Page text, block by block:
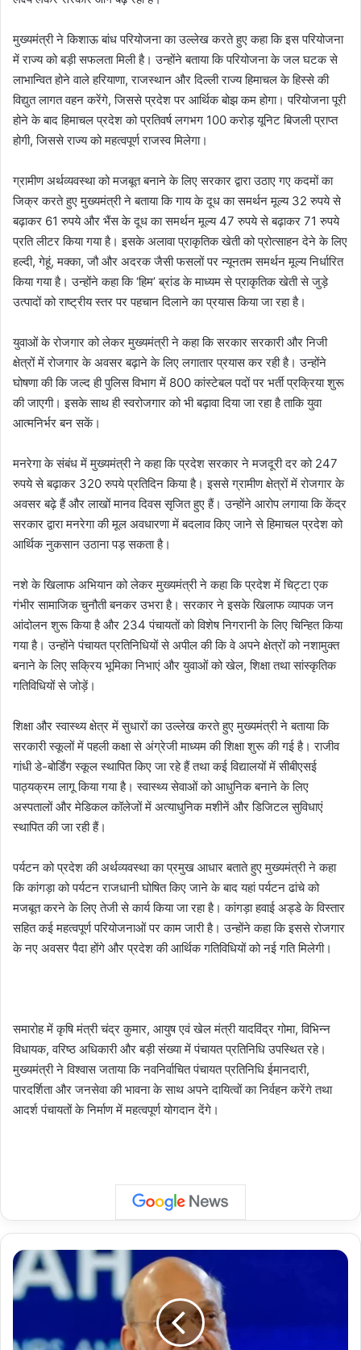
मुख्यमंत्री ने किशाऊ बांध परियोजना का उल्लेख करते हुए कहा कि इस परियोजना
में राज्य को बड़ी सफलता मिली है। उन्होंने बताया कि परियोजना के जल घटक से
लाभान्वित होने वाले हरियाणा, राजस्थान और दिल्ली राज्य हिमाचल के हिस्से की
विद्युत लागत वहन करेंगे, जिससे प्रदेश पर आर्थिक बोझ कम होगा। परियोजना पूरी
होने के बाद हिमाचल प्रदेश को प्रतिवर्ष लगभग 100 करोड़ यूनिट बिजली प्राप्त
होगी, जिससे राज्य को महत्वपूर्ण राजस्व मिलेगा।
ग्रामीण अर्थव्यवस्था को मजबूत बनाने के लिए सरकार द्वारा उठाए गए कदमों का
जिक्र करते हुए मुख्यमंत्री ने बताया कि गाय के दूध का समर्थन मूल्य 32 रुपये से
बढ़ाकर 61 रुपये और भैंस के दूध का समर्थन मूल्य 47 रुपये से बढ़ाकर 71 रुपये
प्रति लीटर किया गया है। इसके अलावा प्राकृतिक खेती को प्रोत्साहन देने के लिए
हल्दी, गेहूं, मक्का, जौ और अदरक जैसी फसलों पर न्यूनतम समर्थन मूल्य निर्धारित
किया गया है। उन्होंने कहा कि ‘हिम’ ब्रांड के माध्यम से प्राकृतिक खेती से जुड़े
उत्पादों को राष्ट्रीय स्तर पर पहचान दिलाने का प्रयास किया जा रहा है।
युवाओं के रोजगार को लेकर मुख्यमंत्री ने कहा कि सरकार सरकारी और निजी
क्षेत्रों में रोजगार के अवसर बढ़ाने के लिए लगातार प्रयास कर रही है। उन्होंने
घोषणा की कि जल्द ही पुलिस विभाग में 800 कांस्टेबल पदों पर भर्ती प्रक्रिया शुरू
की जाएगी। इसके साथ ही स्वरोजगार को भी बढ़ावा दिया जा रहा है ताकि युवा
आत्मनिर्भर बन सकें।
मनरेगा के संबंध में मुख्यमंत्री ने कहा कि प्रदेश सरकार ने मजदूरी दर को 247
रुपये से बढ़ाकर 320 रुपये प्रतिदिन किया है। इससे ग्रामीण क्षेत्रों में रोजगार के
अवसर बढ़े हैं और लाखों मानव दिवस सृजित हुए हैं। उन्होंने आरोप लगाया कि केंद्र
सरकार द्वारा मनरेगा की मूल अवधारणा में बदलाव किए जाने से हिमाचल प्रदेश को
आर्थिक नुकसान उठाना पड़ सकता है।
नशे के खिलाफ अभियान को लेकर मुख्यमंत्री ने कहा कि प्रदेश में चिट्टा एक
गंभीर सामाजिक चुनौती बनकर उभरा है। सरकार ने इसके खिलाफ व्यापक जन
आंदोलन शुरू किया है और 234 पंचायतों को विशेष निगरानी के लिए चिन्हित किया
गया है। उन्होंने पंचायत प्रतिनिधियों से अपील की कि वे अपने क्षेत्रों को नशामुक्त
बनाने के लिए सक्रिय भूमिका निभाएं और युवाओं को खेल, शिक्षा तथा सांस्कृतिक
गतिविधियों से जोड़ें।
शिक्षा और स्वास्थ्य क्षेत्र में सुधारों का उल्लेख करते हुए मुख्यमंत्री ने बताया कि
सरकारी स्कूलों में पहली कक्षा से अंग्रेजी माध्यम की शिक्षा शुरू की गई है। राजीव
गांधी डे-बोर्डिंग स्कूल स्थापित किए जा रहे हैं तथा कई विद्यालयों में सीबीएसई
पाठ्यक्रम लागू किया गया है। स्वास्थ्य सेवाओं को आधुनिक बनाने के लिए
अस्पतालों और मेडिकल कॉलेजों में अत्याधुनिक मशीनें और डिजिटल सुविधाएं
स्थापित की जा रही हैं।
पर्यटन को प्रदेश की अर्थव्यवस्था का प्रमुख आधार बताते हुए मुख्यमंत्री ने कहा
कि कांगड़ा को पर्यटन राजधानी घोषित किए जाने के बाद यहां पर्यटन ढांचे को
मजबूत करने के लिए तेजी से कार्य किया जा रहा है। कांगड़ा हवाई अड्डे के विस्तार
सहित कई महत्वपूर्ण परियोजनाओं पर काम जारी है। उन्होंने कहा कि इससे रोजगार
के नए अवसर पैदा होंगे और प्रदेश की आर्थिक गतिविधियों को नई गति मिलेगी।
समारोह में कृषि मंत्री चंद्र कुमार, आयुष एवं खेल मंत्री यादविंद्र गोमा, विभिन्न
विधायक, वरिष्ठ अधिकारी और बड़ी संख्या में पंचायत प्रतिनिधि उपस्थित रहे।
मुख्यमंत्री ने विश्वास जताया कि नवनिर्वाचित पंचायत प्रतिनिधि ईमानदारी,
पारदर्शिता और जनसेवा की भावना के साथ अपने दायित्वों का निर्वहन करेंगे तथा
आदर्श पंचायतों के निर्माण में महत्वपूर्ण योगदान देंगे।
New
Delhi
ने